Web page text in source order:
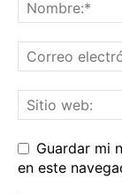
Guardar mi
en este